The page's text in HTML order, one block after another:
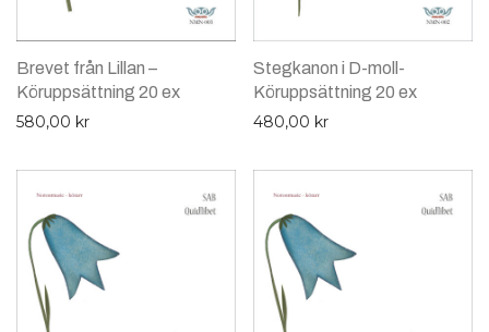
Brevet från Lillan –
Köruppsättning 20 ex
580,00 kr
Stegkanon i D-moll-
Köruppsättning 20 ex
480,00 kr